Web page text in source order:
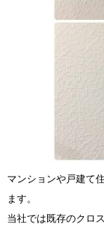
マンションや戸建て
ます。
当社では既存のクロ